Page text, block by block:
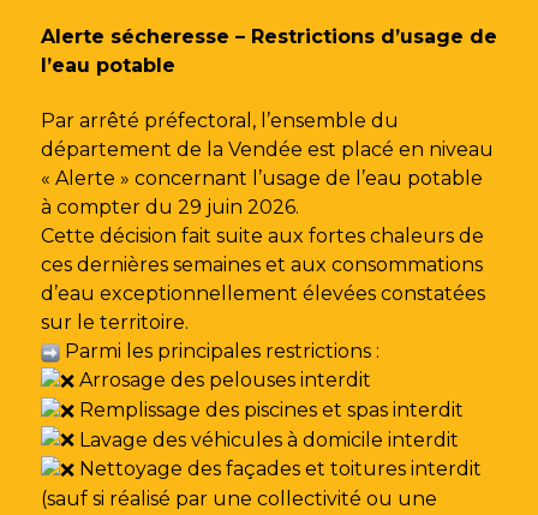
Alerte sécheresse – Restrictions d’usage de
l’eau potable
Par arrêté préfectoral, l’ensemble du
département de la Vendée est placé en niveau
« Alerte » concernant l’usage de l’eau potable
à compter du 29 juin 2026.
Cette décision fait suite aux fortes chaleurs de
ces dernières semaines et aux consommations
d’eau exceptionnellement élevées constatées
sur le territoire.
Parmi les principales restrictions :
Arrosage des pelouses interdit
Remplissage des piscines et spas interdit
Lavage des véhicules à domicile interdit
Nettoyage des façades et toitures interdit
(sauf si réalisé par une collectivité ou une